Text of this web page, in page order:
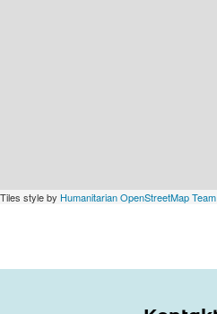
style by Humanitarian OpenStreetMap Team